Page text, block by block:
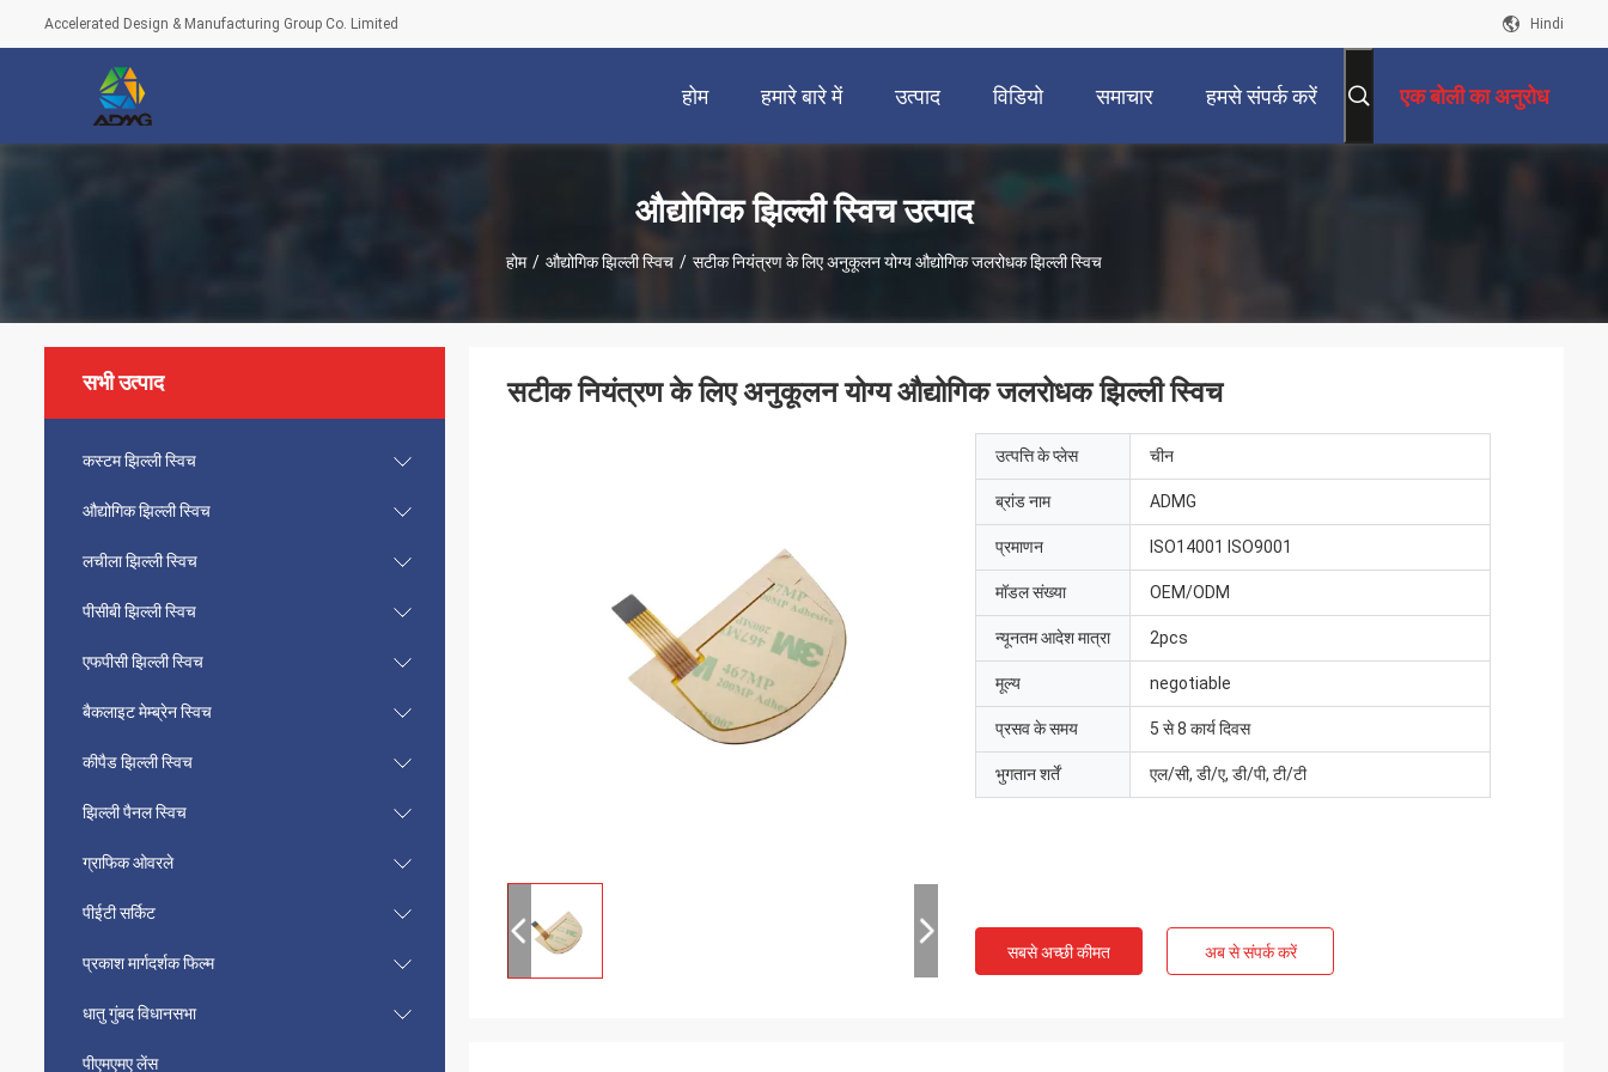
Accelerated Design & Manufacturing Group Co. Limited Hindi
होम हमारे बारे में उत्पाद विडियो समाचार हमसे संपर्क करें एक बोली का अनुरोध
औद्योगिक झिल्ली स्विच उत्पाद
होम / औद्योगिक झिल्ली स्विच / सटीक नियंत्रण के लिए अनुकूलन योग्य औद्योगिक जलरोधक झिल्ली स्विच
सभी उत्पाद
कस्टम झिल्ली स्विच
औद्योगिक झिल्ली स्विच
लचीला झिल्ली स्विच
पीसीबी झिल्ली स्विच
एफपीसी झिल्ली स्विच
बैकलाइट मेम्ब्रेन स्विच
कीपैड झिल्ली स्विच
झिल्ली पैनल स्विच
ग्राफिक ओवरले
पीईटी सर्किट
प्रकाश मार्गदर्शक फिल्म
धातु गुंबद विधानसभा
पीएमएमए लेंस
सटीक नियंत्रण के लिए अनुकूलन योग्य औद्योगिक जलरोधक झिल्ली स्विच
उत्पत्ति के प्लेस चीन
ब्रांड नाम ADMG
प्रमाणन ISO14001 ISO9001
मॉडल संख्या OEM/ODM
न्यूनतम आदेश मात्रा 2pcs
मूल्य negotiable
प्रसव के समय 5 से 8 कार्य दिवस
भुगतान शर्तें एल/सी, डी/ए, डी/पी, टी/टी
सबसे अच्छी कीमत अब से संपर्क करें